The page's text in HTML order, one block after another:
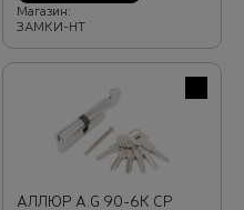
Магазин:
ЗАМКИ-НТ
В
АЛЛЮР A.G 90-6К CP